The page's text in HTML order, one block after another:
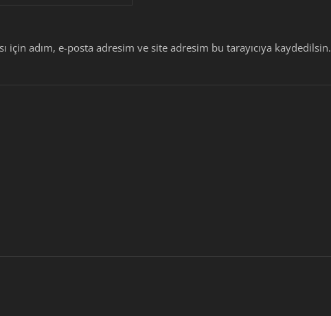
için adım, e-posta adresim ve site adresim bu tarayıcıya kaydedilsin.